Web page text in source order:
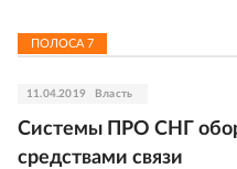
ПОЛОСА 7
11.04.2019 Власть
Системы ПРО СНГ
средствами связи